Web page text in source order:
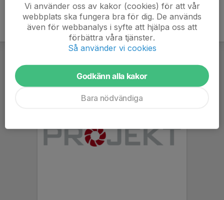
Vi använder oss av kakor (cookies) för att vår
webbplats ska fungera bra för dig. De används
även för webbanalys i syfte att hjälpa oss att
förbättra våra tjänster.
Så använder vi cookies
Godkänn alla kakor
Bara nödvändiga